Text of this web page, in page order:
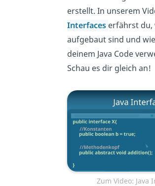
erstellt. In unserem
Interfaces erfährst du,
aufgebaut sind und
deinem Java Code
Schau es dir gleich an!
Zum Video: Java